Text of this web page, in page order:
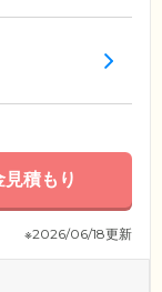
見積もり
※2026/06/18更新